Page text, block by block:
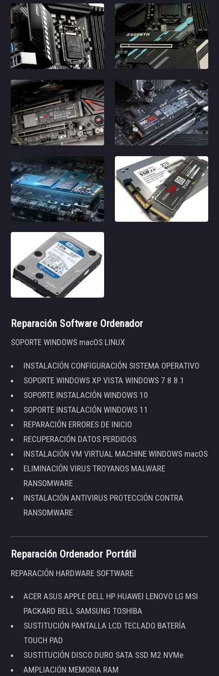
Reparación Software Ordenador
SOPORTE WINDOWS macOS LINUX
INSTALACIÓN CONFIGURACIÓN SISTEMA OPERATIVO
SOPORTE WINDOWS XP VISTA WINDOWS 7 8 8.1
SOPORTE INSTALACIÓN WINDOWS 10
SOPORTE INSTALACIÓN WINDOWS 11
REPARACIÓN ERRORES DE INICIO
RECUPERACIÓN DATOS PERDIDOS
INSTALACIÓN VM VIRTUAL MACHINE WINDOWS macOS
ELIMINACIÓN VIRUS TROYANOS MALWARE
RANSOMWARE
INSTALACIÓN ANTIVIRUS PROTECCIÓN CONTRA
RANSOMWARE
Reparación Ordenador Portátil
REPARACIÓN HARDWARE SOFTWARE
ACER ASUS APPLE DELL HP HUAWEI LENOVO LG MSI
PACKARD BELL SAMSUNG TOSHIBA
SUSTITUCIÓN PANTALLA LCD TECLADO BATERÍA
TOUCH PAD
SUSTITUCIÓN DISCO DURO SATA SSD M2 NVMe
AMPLIACIÓN MEMORIA RAM